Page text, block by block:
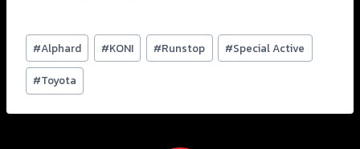
#Alphard #KONI #Runstop #Special Active
#Toyota